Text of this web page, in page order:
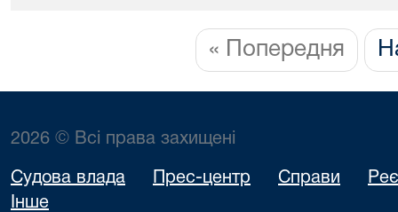
« Попередня
2026 © Всі права захищені
Судова влада Прес-центр Справи
Інше